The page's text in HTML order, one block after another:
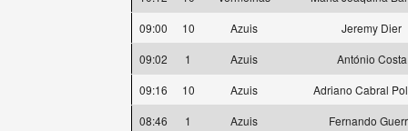
09:00
10 Azuis
Jeremy Dier
09:02
1 Azuis
António Costa
09:16
10 Azuis
Adriano Cabral
08:46
1 Azuis
Fernando